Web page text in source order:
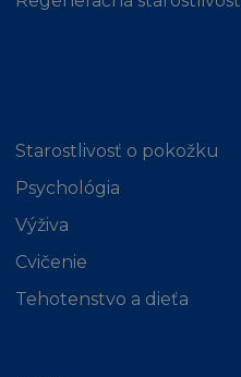
Starostlivosť o pokožku
Psychológia
Výživa
Cvičenie
Tehotenstvo a dieťa